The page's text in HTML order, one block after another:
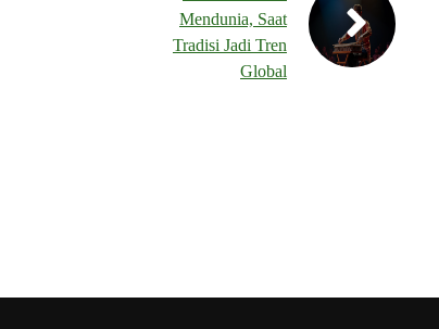
Mendunia, Saat
Tradisi Jadi Tren
Global